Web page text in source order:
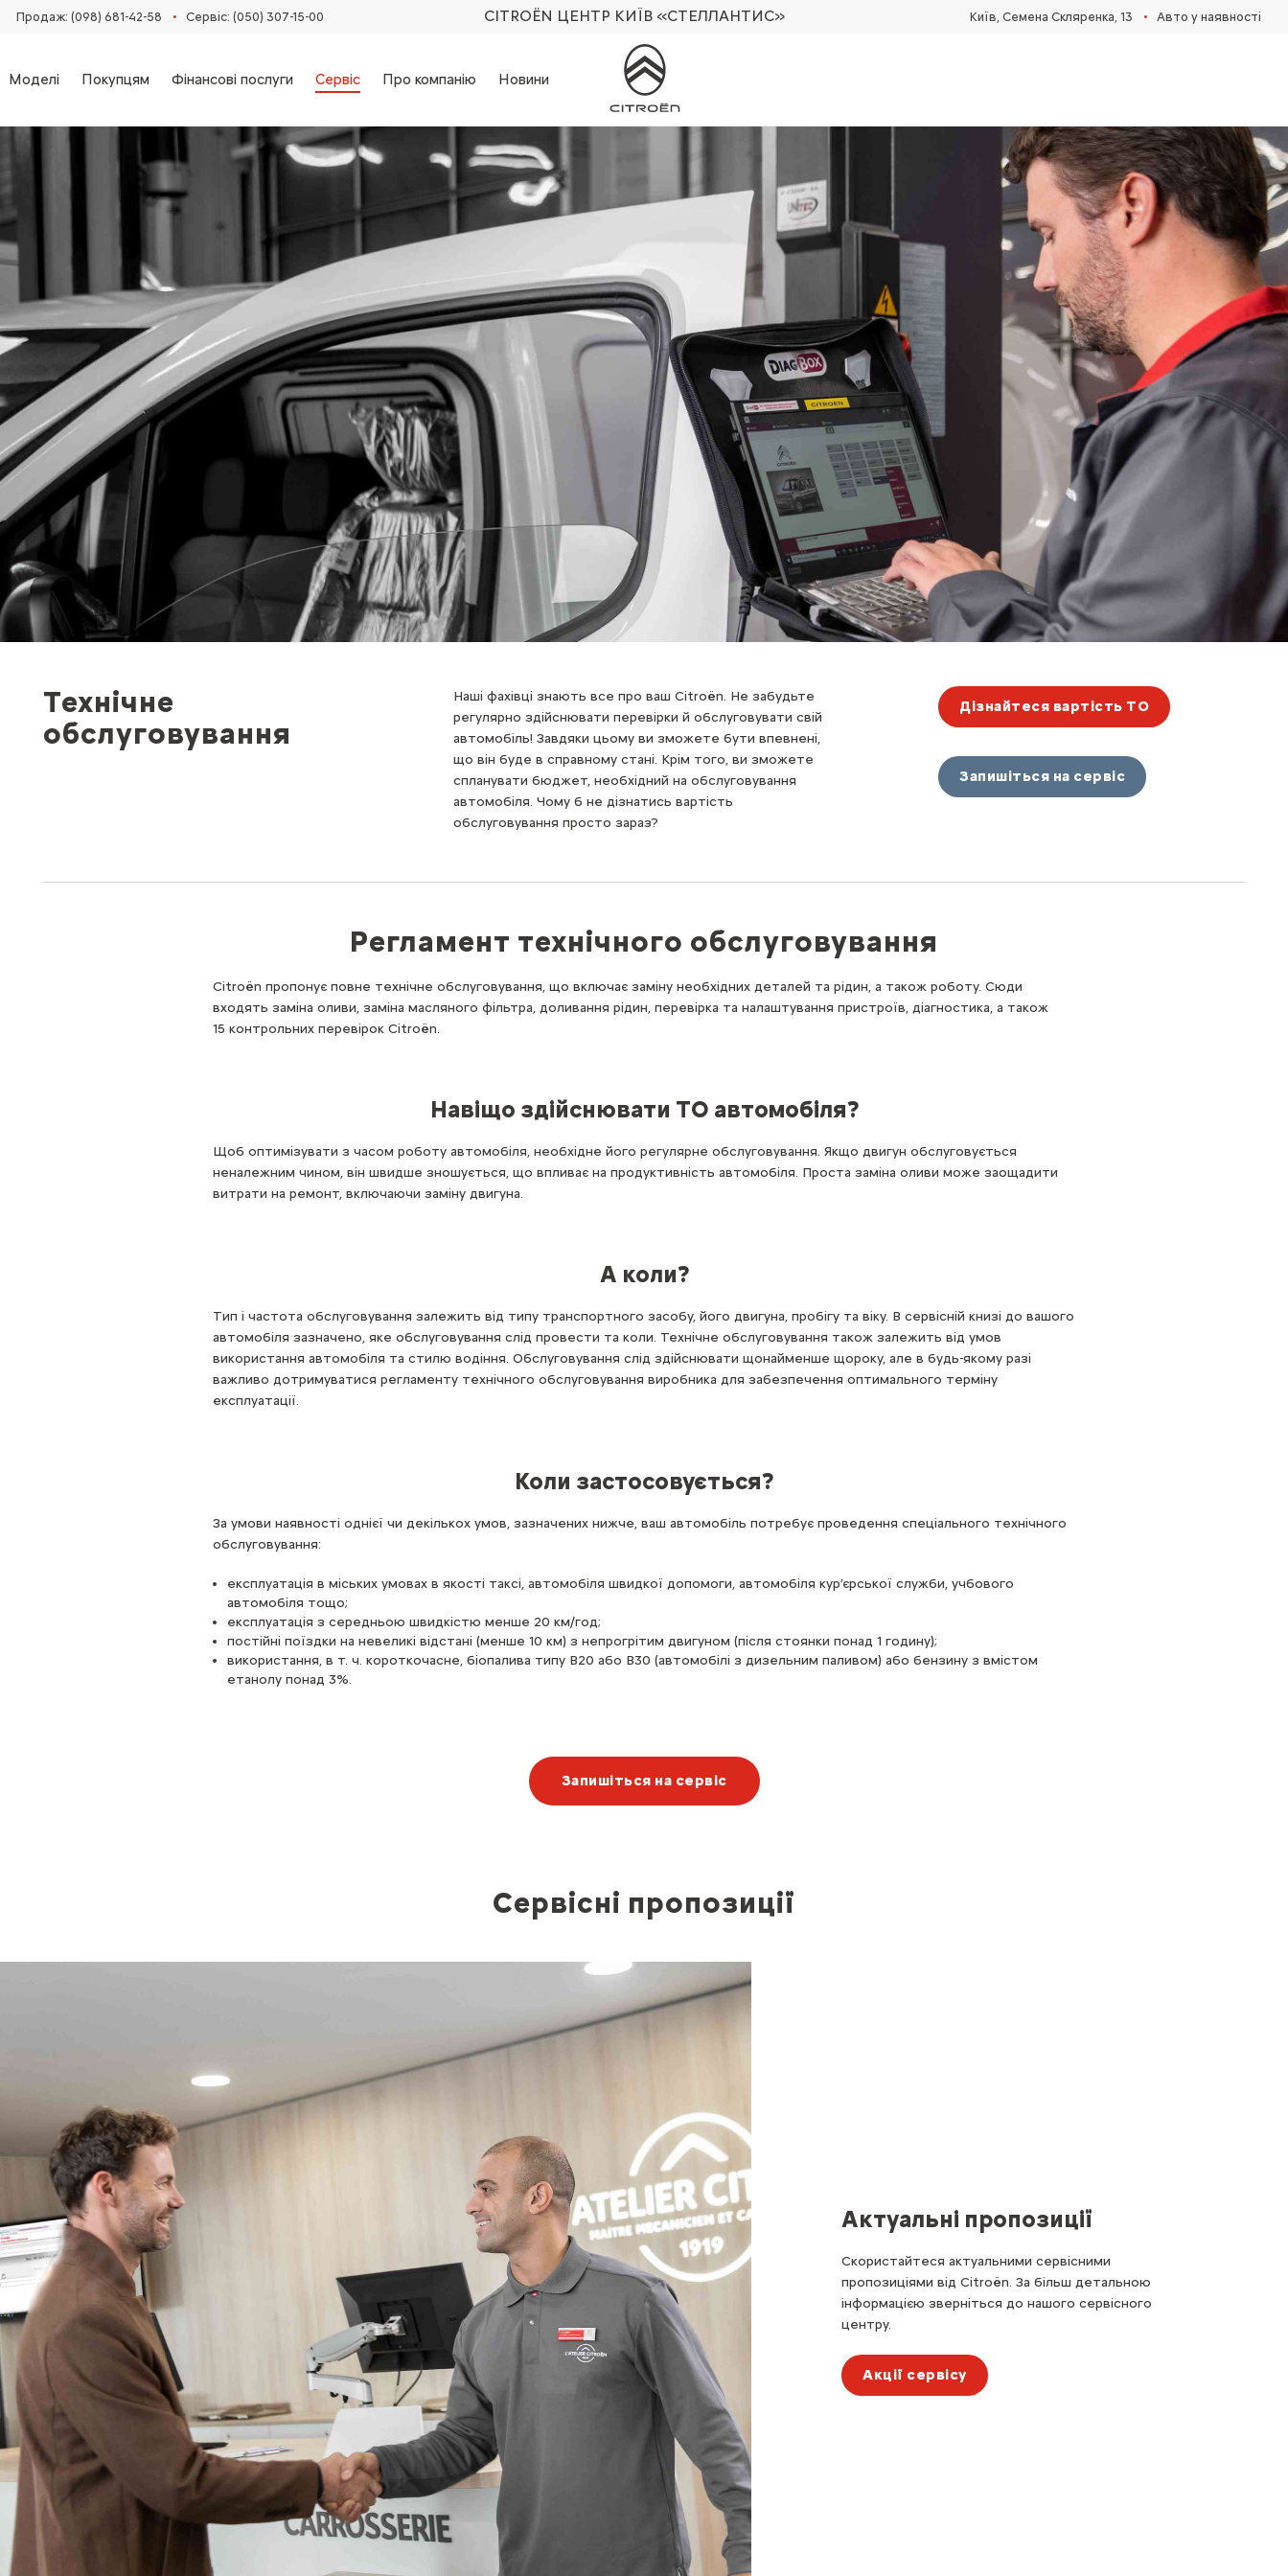
Продаж: (098) 681-42-58‬ • Сервіс: (050) 307-15-00 CITROËN ЦЕНТР КИЇВ «СТЕЛЛАНТИС» Київ, Cемена Скляренка, 13 • Авто у наявності
Моделі Покупцям Фінансові послуги Сервіс Про компанію Новини
Технічне
обслуговування
Наші фахівці знають все про ваш Citroën. Не забудьте
регулярно здійснювати перевірки й обслуговувати свій
автомобіль! Завдяки цьому ви зможете бути впевнені,
що він буде в справному стані. Крім того, ви зможете
спланувати бюджет, необхідний на обслуговування
автомобіля. Чому б не дізнатись вартість
обслуговування просто зараз?
Дізнайтеся вартість ТО
Запишіться на сервіс
Регламент технічного обслуговування
Citroën пропонує повне технічне обслуговування, що включає заміну необхідних деталей та рідин, а також роботу. Сюди
входять заміна оливи, заміна масляного фільтра, доливання рідин, перевірка та налаштування пристроїв, діагностика, а також
15 контрольних перевірок Citroën.
Навіщо здійснювати ТО автомобіля?
Щоб оптимізувати з часом роботу автомобіля, необхідне його регулярне обслуговування. Якщо двигун обслуговується
неналежним чином, він швидше зношується, що впливає на продуктивність автомобіля. Проста заміна оливи може заощадити
витрати на ремонт, включаючи заміну двигуна.
А коли?
Тип і частота обслуговування залежить від типу транспортного засобу, його двигуна, пробігу та віку. В сервісній книзі до вашого
автомобіля зазначено, яке обслуговування слід провести та коли. Технічне обслуговування також залежить від умов
використання автомобіля та стилю водіння. Обслуговування слід здійснювати щонайменше щороку, але в будь-якому разі
важливо дотримуватися регламенту технічного обслуговування виробника для забезпечення оптимального терміну
експлуатації.
Коли застосовується?
За умови наявності однієї чи декількох умов, зазначених нижче, ваш автомобіль потребує проведення спеціального технічного
обслуговування:
експлуатація в міських умовах в якості таксі, автомобіля швидкої допомоги, автомобіля кур’єрської служби, учбового
автомобіля тощо;
експлуатація з середньою швидкістю менше 20 км/год;
постійні поїздки на невеликі відстані (менше 10 км) з непрогрітим двигуном (після стоянки понад 1 годину);
використання, в т. ч. короткочасне, біопалива типу B20 або B30 (автомобілі з дизельним паливом) або бензину з вмістом
етанолу понад 3%.
Запишіться на сервіс
Сервісні пропозиції
Актуальні пропозиції
Скористайтеся актуальними сервісними
пропозиціями від Citroën. За більш детальною
інформацією зверніться до нашогосервісного
центру.
Акції сервісу